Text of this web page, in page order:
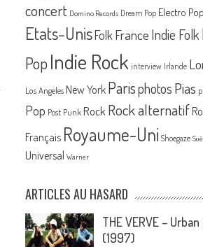
concert Domino Records Dream Pop Electro Pop
Etats-UnisFolk France Indie Folk
PopIndie Rock interview Irlande
Los Angeles New York Parisphotos Pias
Pop Post Punk Rock Rock alternatif
Français Royaume-Uni Shoegaze
Universal Warner
ARTICLES AU HASARD
THE VERVE –
(1997)